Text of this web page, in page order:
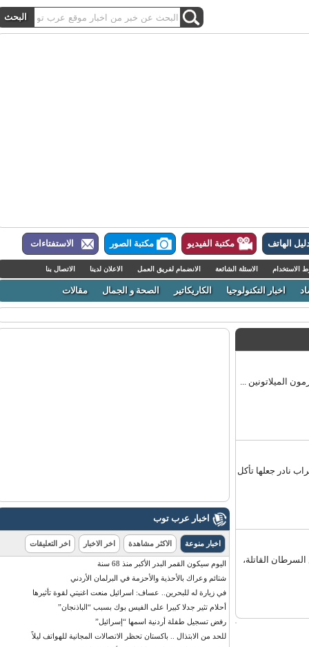
الهاتف مكتبة الفيديو مكتبة الصور الاستفتاءات
الاسئلة الشائعة الانضمام لفريق العمل الاعلان لدينا الاتصال بنا
اخبار التكنولوجيا الكاريكاتير الصحة و الجمال مقالات
الميلاتونين ...
نادر جعلها تأكل
الحماية ضد 70% من أنواع السرطان القاتلة،
اخبار عرب توب
اخبار منوعة الاكثر مشاهدة اخر الاخبار اخر التعليقات
اليوم سيكون القمر البدر الأكبر منذ 68 سنة
شتائم وعراك بالأحذية والأحزمة في البرلمان الأردني
في زيارة له للبحرين.. عساف: اسرائيل منعت اغنيتي لقوة تأثيرها
أحلام تثير جدلا كبيرا على الفيس بوك بسبب “الباذنجان”
رفض تسجيل طفلة أردنية اسمها “إسرائيل”
للحد من الابتذال .. باكستان تحظر الاتصالات المجانية للهواتف ليلاً